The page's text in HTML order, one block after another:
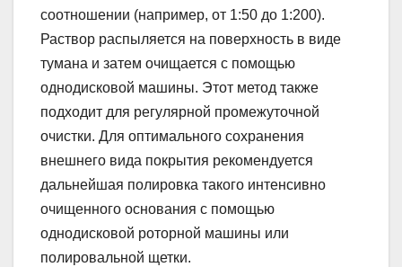
соотношении (например, от 1:50 до 1:200).
Раствор распыляется на поверхность в виде
тумана и затем очищается с помощью
однодисковой машины. Этот метод также
подходит для регулярной промежуточной
очистки. Для оптимального сохранения
внешнего вида покрытия рекомендуется
дальнейшая полировка такого интенсивно
очищенного основания с помощью
однодисковой роторной машины или
полировальной щетки.